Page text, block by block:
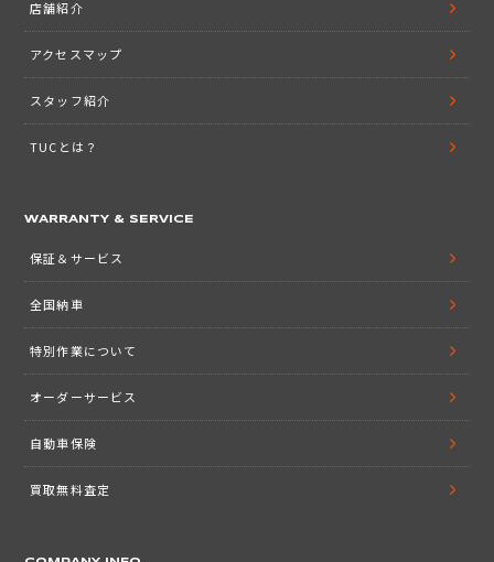
店舗紹介
アクセスマップ
スタッフ紹介
TUCとは？
WARRANTY & SERVICE
保証＆サービス
全国納車
特別作業について
オーダーサービス
自動車保険
買取無料査定